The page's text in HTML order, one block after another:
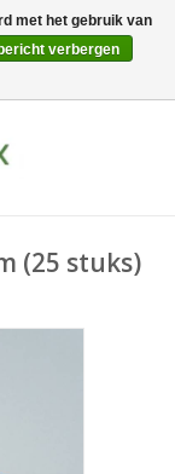
0 Artikelen - €0,00
(25 stuks)
met het gebruik van
verbergen